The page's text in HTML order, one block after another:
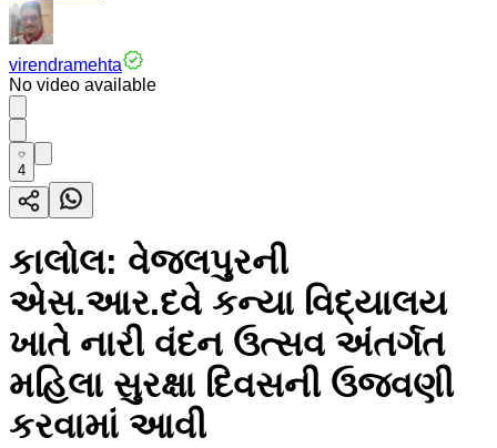
virendramehta
No video available
4
કાલોલ: વેજલપુરની
એસ.આર.દવે કન્યા વિદ્યાલય
ખાતે નારી વંદન ઉત્સવ અંતર્ગત
મહિલા સુરક્ષા દિવસની ઉજવણી
કરવામાં આવી